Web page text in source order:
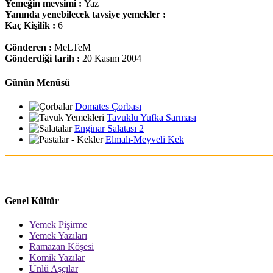
Yemeğin mevsimi : Yaz
Yanında yenebilecek tavsiye yemekler :
Kaç Kişilik : 6
Gönderen : MeLTeM
Gönderdiği tarih : 20 Kasım 2004
Günün Menüsü
Domates Çorbası
Tavuklu Yufka Sarması
Enginar Salatası 2
Elmalı-Meyveli Kek
Genel Kültür
Yemek Pişirme
Yemek Yazıları
Ramazan Köşesi
Komik Yazılar
Ünlü Aşçılar